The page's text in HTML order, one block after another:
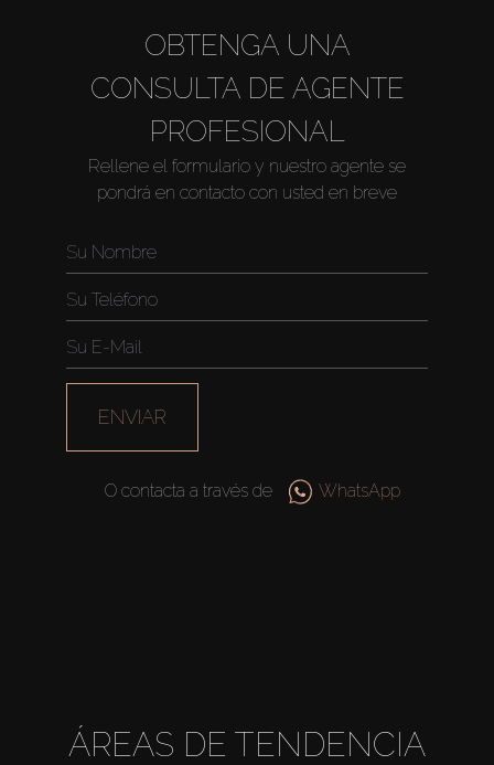
Comprar
Alquilar
OBTENGA UNA
CONSULTA DE AGENTE
PROFESIONAL
Rellene el formulario y nuestro agente se
pondrá en contacto con usted en breve
ENVIAR
O contacta a través de WhatsApp
ÁREAS DE TENDENCIA